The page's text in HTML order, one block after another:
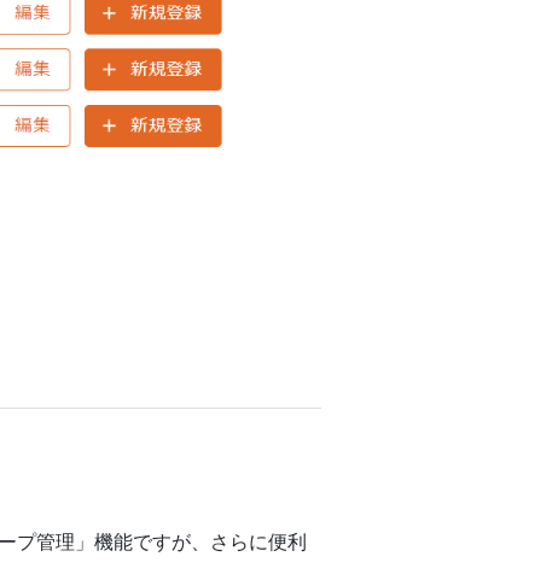
プ管理」機能ですが、さらに便利